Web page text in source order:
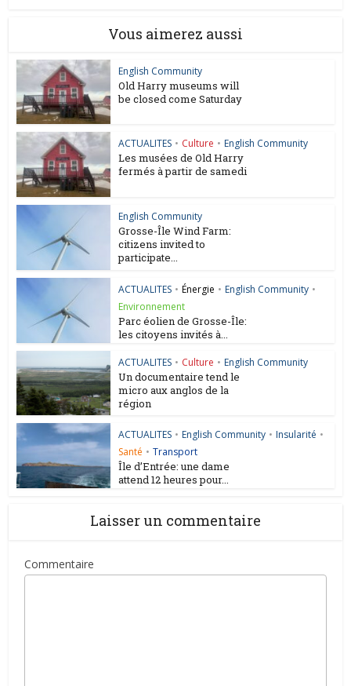
Vous aimerez aussi
English Community
Old Harry museums will
be closed come Saturday
ACTUALITES • Culture • English Community
Les musées de Old Harry
fermés à partir de samedi
English Community
Grosse-Île Wind Farm:
citizens invited to
participate...
ACTUALITES • Énergie • English Community •
Environnement
Parc éolien de Grosse-Île:
les citoyens invités à...
ACTUALITES • Culture • English Community
Un documentaire tend le
micro aux anglos de la
région
ACTUALITES • English Community • Insularité •
Santé • Transport
Île d’Entrée: une dame
attend 12 heures pour...
Laisser un commentaire
Commentaire